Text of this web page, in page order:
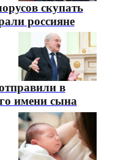
скупать
россияне
в
имени сына